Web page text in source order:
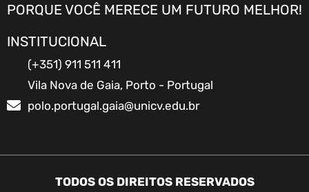
PORQUE VOCÊ MERECE UM FUTURO MELHOR!
INSTITUCIONAL
(+351) 911 511 411
Vila Nova de Gaia, Porto - Portugal
polo.portugal.gaia@unicv.edu.br
TODOS OS DIREITOS RESERVADOS